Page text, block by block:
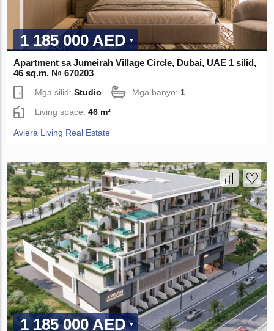
1 185 000 AED
Apartment sa Jumeirah Village Circle, Dubai, UAE 1 silid,
46 sq.m. № 670203
Mga silid:Studio Mga banyo: 1
Living space:46 m²
Aviera Living Real Estate
1 185 000 AED